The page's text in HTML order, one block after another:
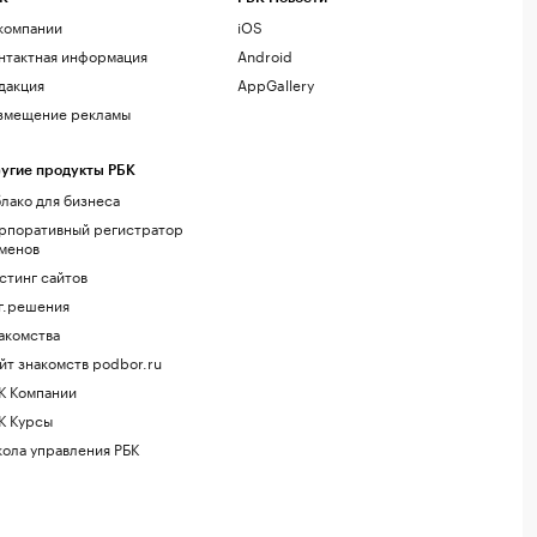
информация
рекламы
продукты РБК
для бизнеса
регистратор
сайтов
знакомств podbor.ru
Компании
Курсы
управления РБК
iOS
Android
AppGallery